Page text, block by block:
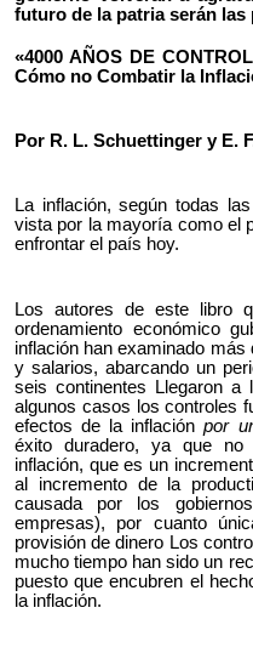
futuro de la patria serán las
«4000 AÑOS DE
Cómo no Combatir la
Por R. L. Schuettinger y E.
La inflación, según todas
vista por la mayoría como el
enfrontar el país hoy.
Los autores de este libro
ordenamiento económico
inflación han examinado
y salarios, abarcando un
seis continentes Llegaron
algunos casos los controles
efectos de la inflaciónpor
éxito duradero, ya que
inflación, que es un
al incremento de la
causada por los
empresas), por cuanto
provisión de dinero Los
mucho tiempo han sido un
puesto que encubren el
la inflación.